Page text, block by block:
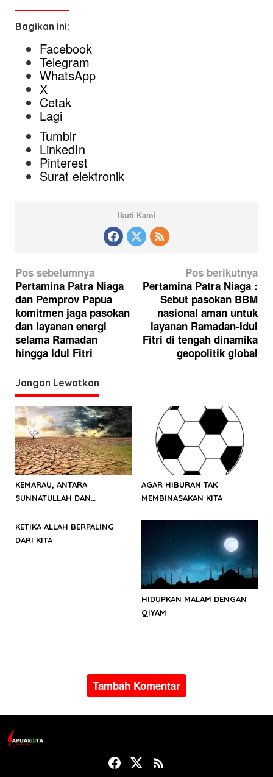
Bagikan ini:
Facebook
Telegram
WhatsApp
X
Cetak
Lagi
Tumblr
LinkedIn
Pinterest
Surat elektronik
Ikuti Kami
N
a
v
i
g
a
s
i
p
o
s
Pos sebelumnya
Pertamina Patra Niaga
dan Pemprov Papua
komitmen jaga pasokan
dan layanan energi
selama Ramadan
hingga Idul Fitri
Pos berikutnya
Pertamina Patra Niaga :
Sebut pasokan BBM
nasional aman untuk
layanan Ramadan-Idul
Fitri di tengah dinamika
geopolitik global
Jangan Lewatkan
KEMARAU, ANTARA
SUNNATULLAH DAN
AGAR HIBURAN TAK
MEMBINASAKAN KITA
KETIKA ALLAH BERPALING
DARI KITA
HIDUPKAN MALAM DENGAN
QIYAM
Tambah Komentar